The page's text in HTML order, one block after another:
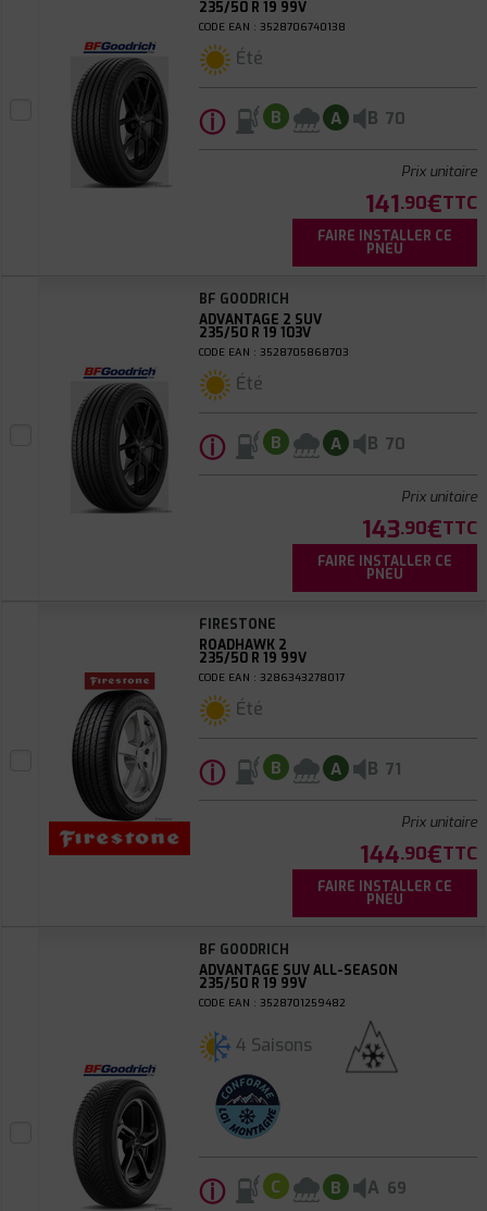
235/50 R 19 99V
CODE EAN : 3528706740138
Été
ⓘ B A B 70
Prix unitaire
141.90€TTC
FAIRE INSTALLER CE
PNEU
BF GOODRICH
ADVANTAGE 2 SUV
235/50 R 19 103V
CODE EAN : 3528705868703
Été
ⓘ B A B 70
Prix unitaire
143.90€TTC
FAIRE INSTALLER CE
PNEU
FIRESTONE
ROADHAWK 2
235/50 R 19 99V
CODE EAN : 3286343278017
Été
ⓘ B A B 71
Prix unitaire
144.90€TTC
FAIRE INSTALLER CE
PNEU
BF GOODRICH
ADVANTAGE SUV ALL-SEASON
235/50 R 19 99V
CODE EAN : 3528701259482
4 Saisons
ⓘ C B A 69